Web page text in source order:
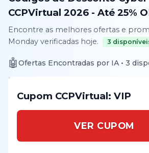
CCPVirtual 2026 - Até25%
Encontre as melhores ofertas e
Monday verificadas hoje. 3
🤖Ofertas Encontradas por IA •3
Cupom CCPVirtual: VIP
VER CUPOM